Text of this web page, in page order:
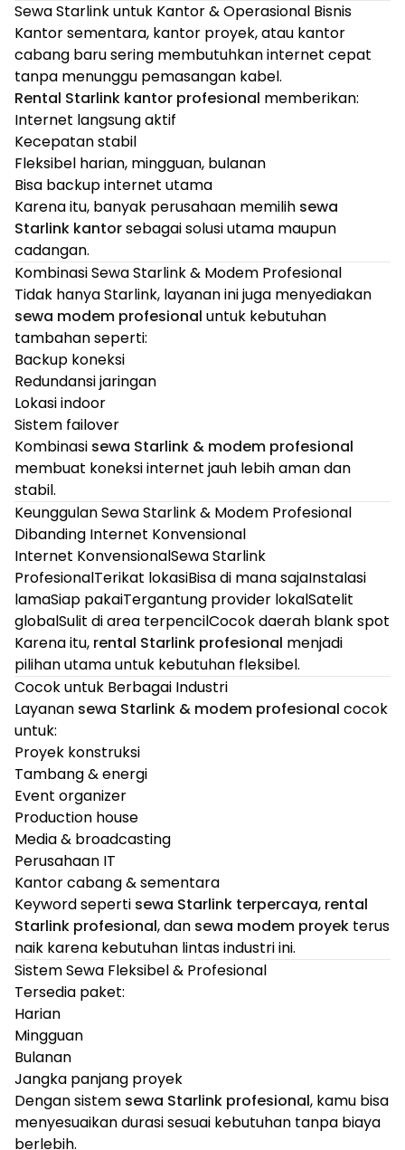
Sewa Starlink untuk Kantor & Operasional Bisnis
Kantor sementara, kantor proyek, atau kantor
cabang baru sering membutuhkan internet cepat
tanpa menunggu pemasangan kabel.
Rental Starlink kantor profesional memberikan:
Internet langsung aktif
Kecepatan stabil
Fleksibel harian, mingguan, bulanan
Bisa backup internet utama
Karena itu, banyak perusahaan memilih sewa
Starlink kantorsebagai solusi utama maupun
cadangan.
Kombinasi Sewa Starlink & Modem Profesional
Tidak hanya Starlink, layanan ini juga menyediakan
sewa modem profesional untuk kebutuhan
tambahan seperti:
Backup koneksi
Redundansi jaringan
Lokasi indoor
Sistem failover
Kombinasi sewa Starlink & modem profesional
membuat koneksi internet jauh lebih aman dan
stabil.
Keunggulan Sewa Starlink & Modem Profesional
Dibanding Internet Konvensional
Internet KonvensionalSewa Starlink
ProfesionalTerikat lokasiBisa di mana sajaInstalasi
lamaSiap pakaiTergantung provider lokalSatelit
globalSulit di area terpencilCocok daerah blank spot
Karena itu, rental Starlink profesional menjadi
pilihan utama untuk kebutuhan fleksibel.
Cocok untuk Berbagai Industri
Layanan sewa Starlink & modem profesional cocok
untuk:
Proyek konstruksi
Tambang & energi
Event organizer
Production house
Media & broadcasting
Perusahaan IT
Kantor cabang & sementara
Keyword seperti sewa Starlink terpercaya, rental
Starlink profesional, dan sewa modem proyek terus
naik karena kebutuhan lintas industri ini.
Sistem Sewa Fleksibel & Profesional
Tersedia paket:
Harian
Mingguan
Bulanan
Jangka panjang proyek
Dengan sistem sewa Starlink profesional, kamu bisa
menyesuaikan durasi sesuai kebutuhan tanpa biaya
berlebih.